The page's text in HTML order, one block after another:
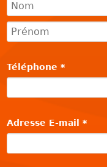
Téléphone *
Adresse E-mail *